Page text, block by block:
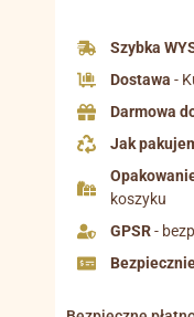
Szybka
Dostawa -
Darmowa
Jak
koszyku
GPSR-